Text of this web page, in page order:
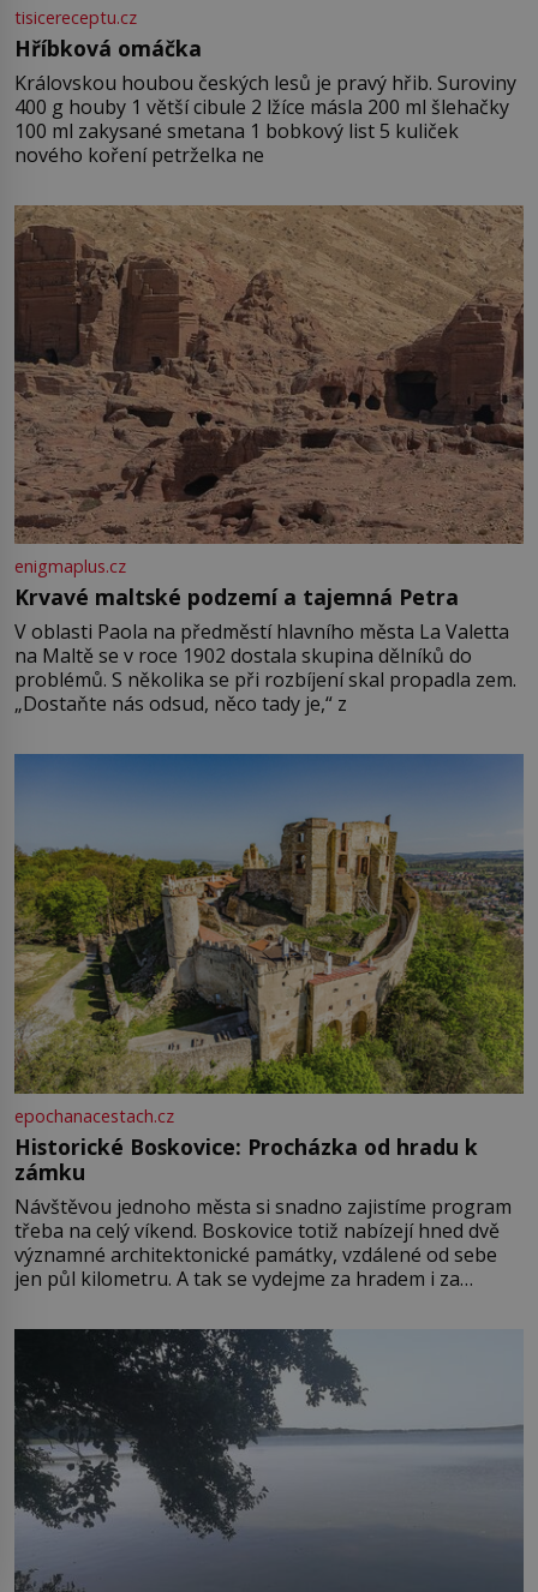
tisicereceptu.cz
Hříbková omáčka
Královskou houbou českých lesů je pravý hřib. Suroviny
400 g houby 1 větší cibule 2 lžíce másla 200 ml šlehačky
100 ml zakysané smetana 1 bobkový list 5 kuliček
nového koření petrželka ne
enigmaplus.cz
Krvavé maltské podzemí a tajemná Petra
V oblasti Paola na předměstí hlavního města La Valetta
na Maltě se v roce 1902 dostala skupina dělníků do
problémů. S několika se při rozbíjení skal propadla zem.
„Dostaňte nás odsud, něco tady je,“ z
epochanacestach.cz
Historické Boskovice: Procházka od hradu k
zámku
Návštěvou jednoho města si snadno zajistíme program
třeba na celý víkend. Boskovice totiž nabízejí hned dvě
významné architektonické památky, vzdálené od sebe
jen půl kilometru. A tak se vydejme za hradem i za
Boskovice na okraji Drahanské vrchoviny vznikla někdy
ve13. století, a už v roce 1313 kronikáři zaznamenali